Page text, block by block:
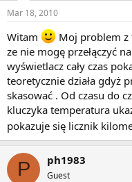
Mar 18, 2010
Witam
Moj problem z
ze nie mogę przełączyć
wyświetlacz cały czas
teoretycznie działa gdyż
skasować . Od czasu do
kluczyka temperatura
pokazuje się licznik
P ph1983
Guest